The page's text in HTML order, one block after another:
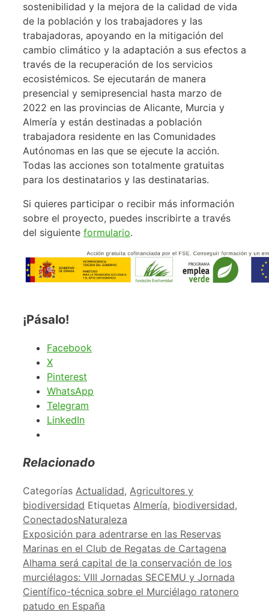
sostenibilidad y la mejora de la calidad de vida
de la población y los trabajadores y las
trabajadoras, apoyando en la mitigación del
cambio climático y la adaptación a sus efectos a
través de la recuperación de los servicios
ecosistémicos. Se ejecutarán de manera
presencial y semipresencial hasta marzo de
2022 en las provincias de Alicante, Murcia y
Almería y están destinadas a población
trabajadora residente en las Comunidades
Autónomas en las que se ejecute la acción.
Todas las acciones son totalmente gratuitas
para los destinatarios y las destinatarias.
Si quieres participar o recibir más información
sobre el proyecto, puedes inscribirte a través
del siguiente formulario.
¡Pásalo!
Facebook
X
Pinterest
WhatsApp
Telegram
LinkedIn
Relacionado
Categorías Actualidad, Agricultores y
biodiversidad Etiquetas Almería, biodiversidad,
ConectadosNaturaleza
Exposición para adentrarse en las Reservas
Marinas en el Club de Regatas de Cartagena
Alhama será capital de la conservación de los
murciélagos: VIII Jornadas SECEMU y Jornada
Científico-técnica sobre el Murciélago ratonero
patudo en España